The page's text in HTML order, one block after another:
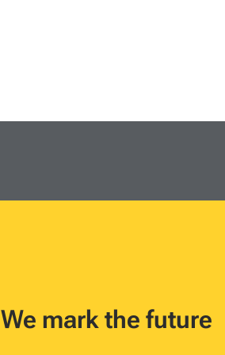
We mark the future